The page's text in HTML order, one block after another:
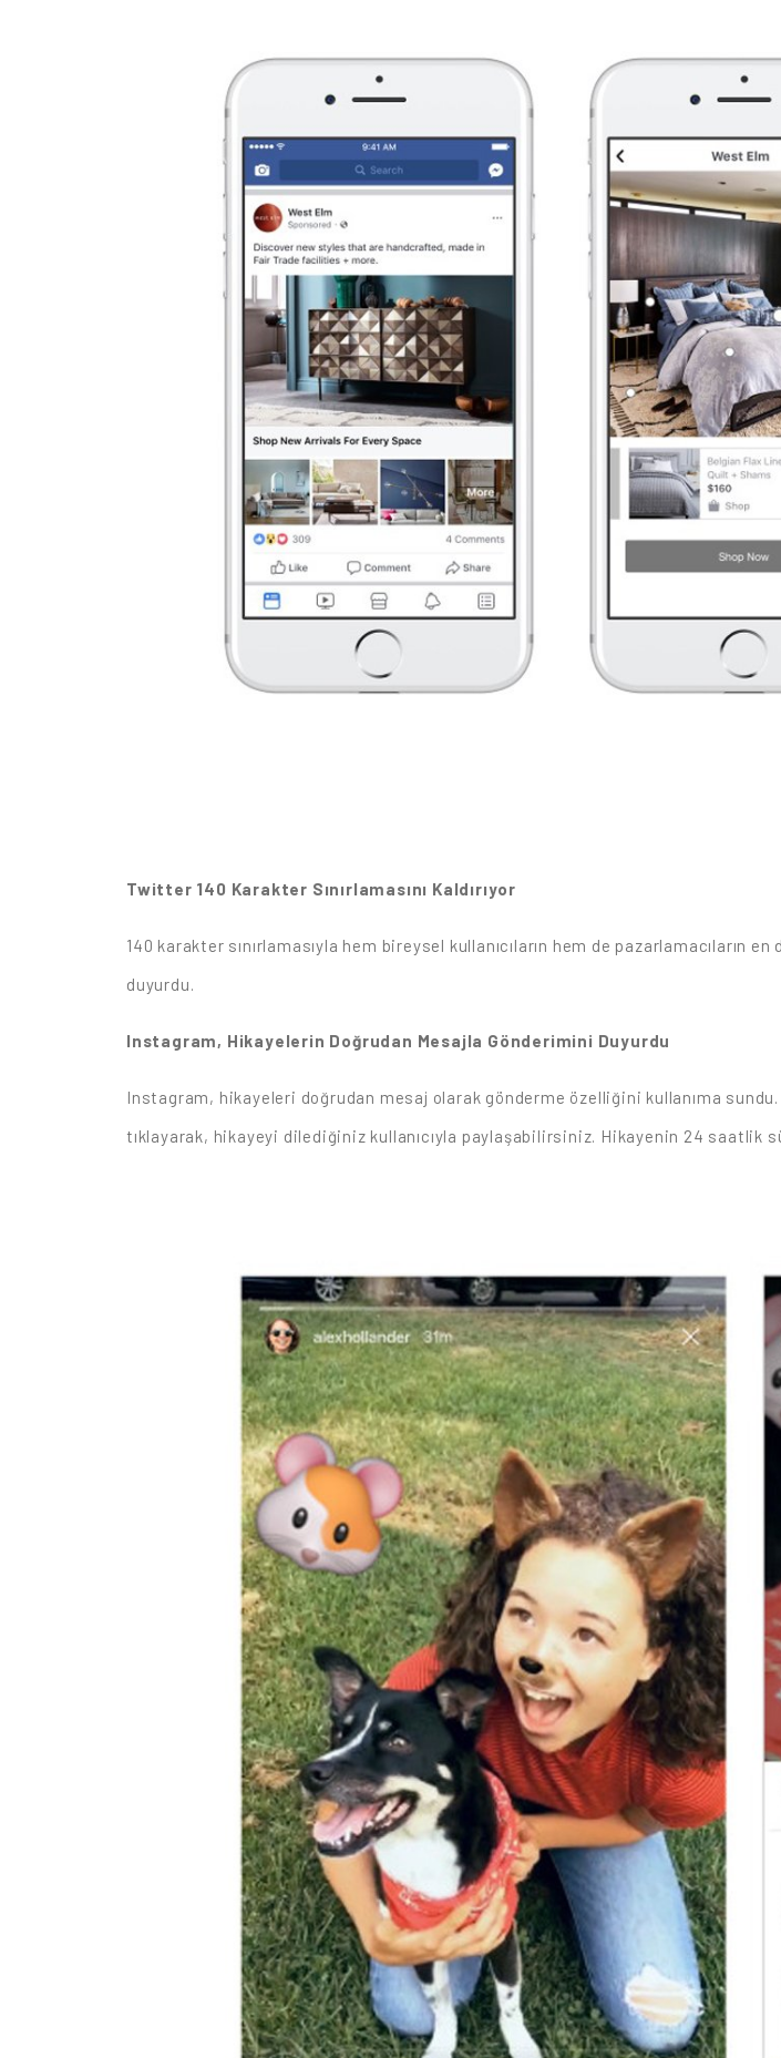
Twitter 140 Karakter Sınırlamasını Kaldırıyor
140 karakter sınırlamasıyla hem bireysel kullanıcıların hem de pazarlamacıların
duyurdu.
Instagram, Hikayelerin Doğrudan Mesajla Gönderimini Duyurdu
Instagram, hikayeleri doğrudan mesaj olarak gönderme özelliğini kullanıma
tıklayarak, hikayeyi dilediğiniz kullanıcıyla paylaşabilirsiniz. Hikayenin 24